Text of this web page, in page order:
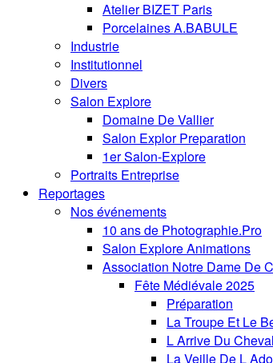
Atelier BIZET Paris
Porcelaines A.BABULE
Industrie
Institutionnel
Divers
Salon Explore
Domaine De Vallier
Salon Explor Preparation
1er Salon-Explore
Portraits Entreprise
Reportages
Nos événements
10 ans de Photographie.Pro
Salon Explore Animations
Association Notre Dame De
Fête Médiévale 2025
Préparation
La Troupe Et Le
L Arrive Du
La Veille De L